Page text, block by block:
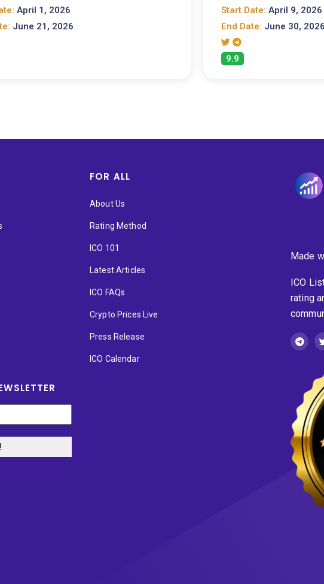
April 1, 2026
June 21, 2026
Start Date: April 9, 2026
End Date: June 30, 2026
9.9
FOR ALL
About Us
Rating Method
ICO 101
Latest Articles
ICO FAQs
Crypto Prices Live
Press Release
ICO Calendar
Made
ICO
rating